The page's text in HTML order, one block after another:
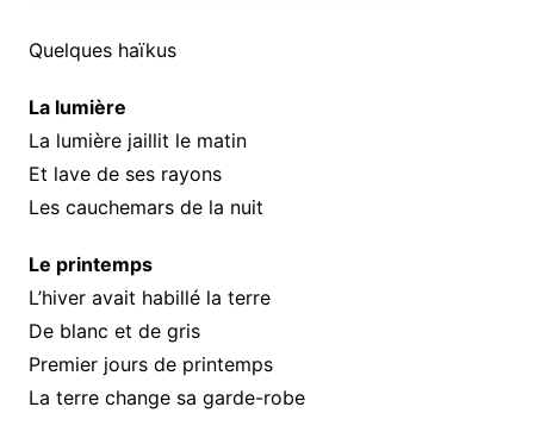
Quelques haïkus
La lumière
La lumière jaillit le matin
Et lave de ses rayons
Les cauchemars de la nuit
Le printemps
L’hiver avait habillé la terre
De blanc et de gris
Premier jours de printemps
La terre change sa garde-robe